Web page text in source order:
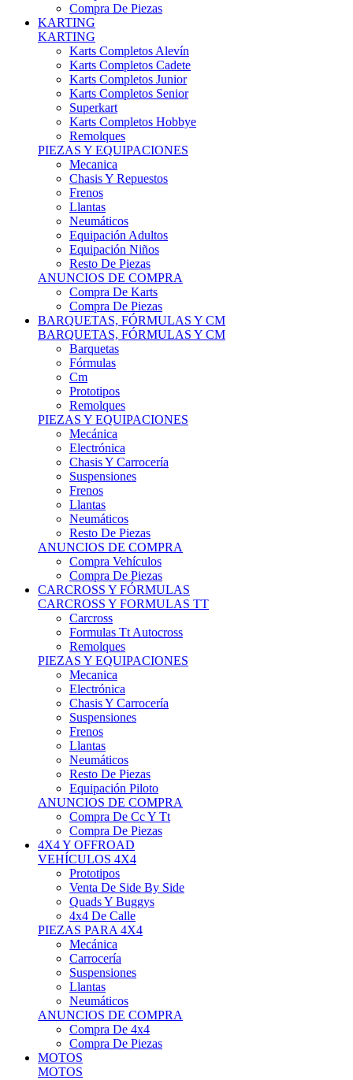
KARTING
KARTING
Karts Completos Alevín
Karts Completos Cadete
Karts Completos Junior
Karts Completos Senior
Superkart
Karts Completos Hobbye
Remolques
PIEZAS Y EQUIPACIONES
Mecanica
Chasis Y Repuestos
Frenos
Llantas
Neumáticos
Equipación Adultos
Equipación Niños
Resto De Piezas
ANUNCIOS DE COMPRA
Compra De Karts
Compra De Piezas
BARQUETAS, FÓRMULAS Y CM
BARQUETAS, FÓRMULAS Y CM
Barquetas
Fórmulas
Cm
Prototipos
Remolques
PIEZAS Y EQUIPACIONES
Mecánica
Electrónica
Chasis Y Carrocería
Suspensiones
Frenos
Llantas
Neumáticos
Resto De Piezas
ANUNCIOS DE COMPRA
Compra Vehículos
Compra De Piezas
CARCROSS Y FÓRMULAS
CARCROSS Y FORMULAS TT
Carcross
Formulas Tt Autocross
Remolques
PIEZAS Y EQUIPACIONES
Mecanica
Electrónica
Chasis Y Carrocería
Suspensiones
Frenos
Llantas
Neumáticos
Resto De Piezas
Equipación Piloto
ANUNCIOS DE COMPRA
Compra De Cc Y Tt
Compra De Piezas
4X4 Y OFFROAD
VEHÍCULOS 4X4
Prototipos
Venta De Side By Side
Quads Y Buggys
4x4 De Calle
PIEZAS PARA 4X4
Mecánica
Carrocería
Suspensiones
Llantas
Neumáticos
ANUNCIOS DE COMPRA
Compra De 4x4
Compra De Piezas
MOTOS
MOTOS
Motos De Circuito